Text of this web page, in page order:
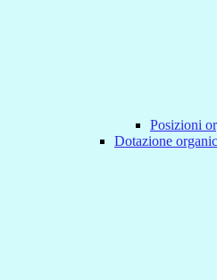
Posizioni
Dotazione